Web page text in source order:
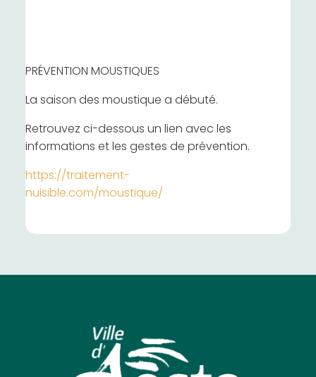
PRÉVENTION MOUSTIQUES
La saison des moustique a débuté.
Retrouvez ci-dessous un lien avec les
informations et les gestes de prévention.
https://traitement-
nuisible.com/moustique/